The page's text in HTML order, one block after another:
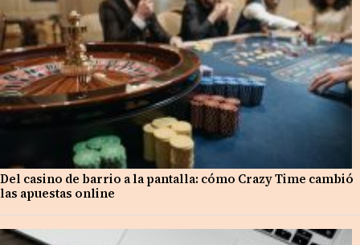
Del casino de barrio a la pantalla: cómo Crazy Time cambió
las apuestas online